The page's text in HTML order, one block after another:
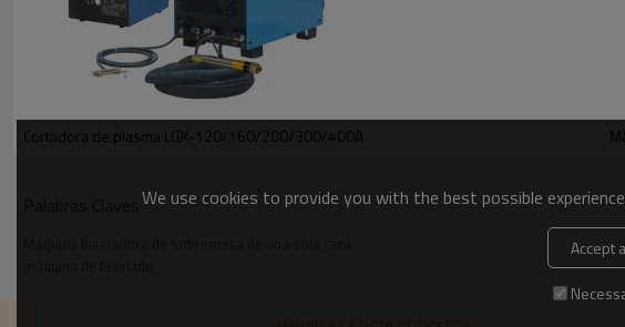
Potencia del motor
Potencia total
Potencia del motor de
desplazamiento
1,1 kW/220 V/
Velocidad del husillo
1440 rpm
0-1,5 m/min
3-40 mm
Cortadora de plasma LGK-120/160/200/300/400A
We use cookies to provide you with the best possible
Accept